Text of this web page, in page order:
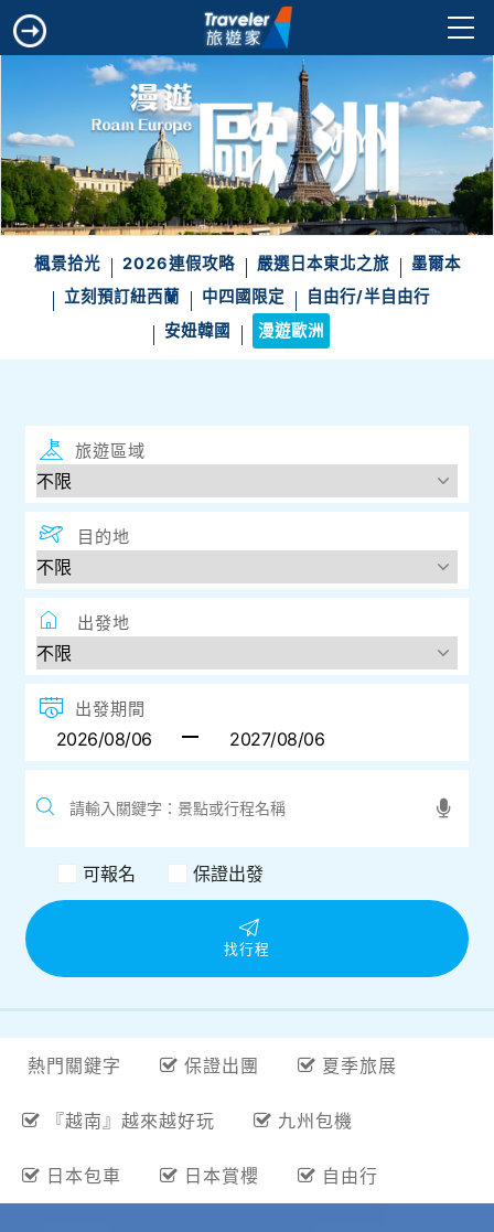
楓景拾光 2026連假攻略 嚴選日本東北之旅
墨爾本
立刻預訂紐西蘭
中四國限定
自由行/半自由行
安妞韓國
漫遊歐洲
旅遊區域
目的地
出發地
出發期間
可報名 保證出發
找行程
熱門關鍵字 保證出團 夏季旅展
『越南』越來越好玩 九州包機
日本包車 日本賞櫻 自由行